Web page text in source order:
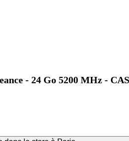
- 24 Go 5200 MHz -